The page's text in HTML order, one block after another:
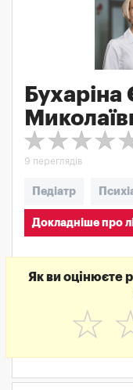
Бухаріна
9 переглядів
Педіатр
Докладніше про
Як ви оцінюєте
☆